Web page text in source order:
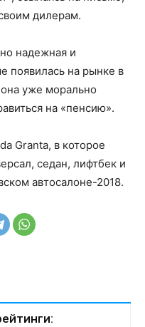
дилерам.
надежная и
появилась на рынке в
уже морально
на «пенсию».
Granta, в которое
седан, лифтбек и
автосалоне-2018.